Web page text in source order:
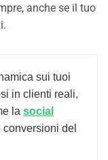
anche se il tuo
sui tuoi
in clienti reali,
la social
del